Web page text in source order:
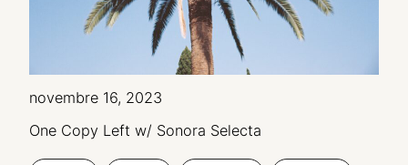
novembre 16, 2023
One Copy Left w/ Sonora Selecta